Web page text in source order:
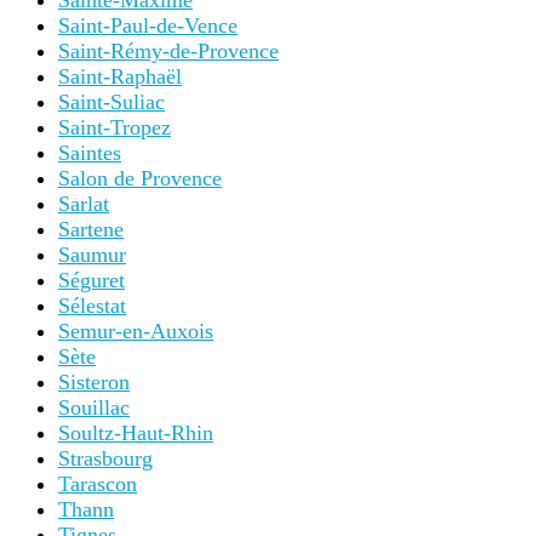
Saint-Paul-de-Vence
Saint-Rémy-de-Provence
Saint-Raphaël
Saint-Suliac
Saint-Tropez
Saintes
Salon de Provence
Sarlat
Sartene
Saumur
Séguret
Sélestat
Semur-en-Auxois
Sète
Sisteron
Souillac
Soultz-Haut-Rhin
Strasbourg
Tarascon
Thann